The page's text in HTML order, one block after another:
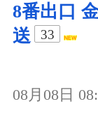
8番出口
送
33
08月08日